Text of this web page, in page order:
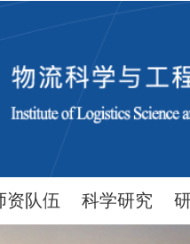
资队伍 科学研究